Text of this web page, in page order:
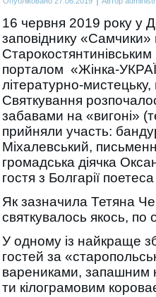
16 червня 2019 року у
заповіднику «Самчики»
порталом «Жінка-
літературно-мистецьку,
Святкування
забавами на «вигоні»
прийняли участь:
Міхалевський,
громадська діячка
гостя з Болгарії
Як зазначила Тетяна
святкувалось якось,
У одному із найкраще
гостей за
варениками, запашним
ти кілограмовим